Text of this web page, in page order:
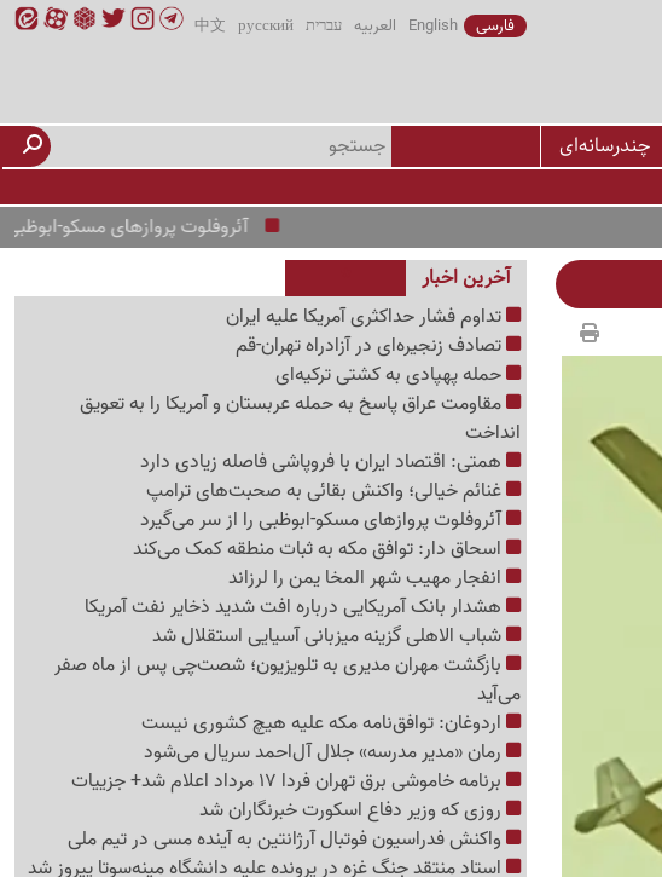
فارسی English العربیه עברית русский
中文
چندرسانه‌ای
آئروفلوت پروازهای مسکو-ابوظبی را از سر
آخرین اخبار
تداوم فشار حداکثری آمریکا علیه ایران
تصادف زنجیره‌ای در آزادراه تهران-قم
حمله پهپادی به کشتی ترکیه‌ای
مقاومت عراق پاسخ به حمله عربستان و آمریکا را به تعویق
انداخت
همتی: اقتصاد ایران با فروپاشی فاصله زیادی دارد
غنائم خیالی؛ واکنش بقائی به صحبت‌های ترامپ
آئروفلوت پروازهای مسکو-ابوظبی را از سر می‌گیرد
اسحاق دار: توافق مکه به ثبات منطقه کمک می‌کند
انفجار مهیب شهر المخا یمن را لرزاند
هشدار بانک آمریکایی درباره افت شدید ذخایر نفت آمریکا
شباب الاهلی گزینه میزبانی آسیایی استقلال شد
بازگشت مهران مدیری به تلویزیون؛ شصت‌چی پس از ماه صفر
می‌آید
اردوغان: توافق‌نامه مکه علیه هیچ کشوری نیست
رمان «مدیر مدرسه» جلال آل‌احمد سریال می‌شود
برنامه خاموشی برق تهران فردا 17 مرداد اعلام شد+ جزییات
روزی که وزیر دفاع اسکورت خبرنگاران شد
واکنش فدراسیون فوتبال آرژانتین به آینده مسی در تیم ملی
استاد منتقد جنگ غزه در پرونده علیه دانشگاه مینه‌سوتا پیروز شد